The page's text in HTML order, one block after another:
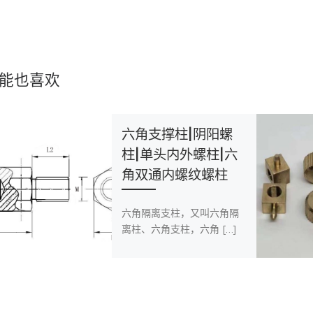
也喜欢
六角支撑柱|阴阳螺
柱|单头内外螺柱|六
角双通内螺纹螺柱
六角隔离支柱，又叫六角隔
离柱、六角支柱，六角 […]